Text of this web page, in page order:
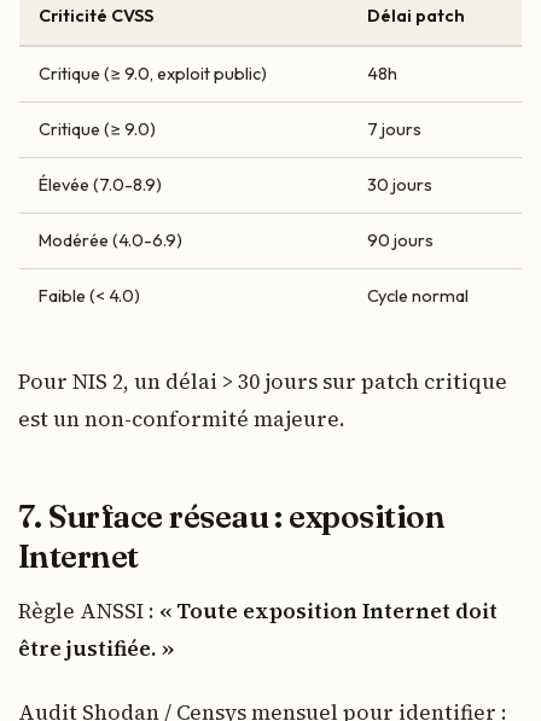
Criticité CVSS Délai patch
Critique (≥ 9.0, exploit public) 48h
Critique (≥ 9.0) 7 jours
Élevée (7.0-8.9) 30 jours
Modérée (4.0-6.9) 90 jours
Faible (< 4.0) Cycle normal
Pour NIS 2, un délai > 30 jours sur patch critique
est un non-conformité majeure.
7. Surface réseau : exposition
Internet
Règle ANSSI : « Toute exposition Internet doit
être justifiée. »
Audit Shodan / Censys mensuel pour identifier :